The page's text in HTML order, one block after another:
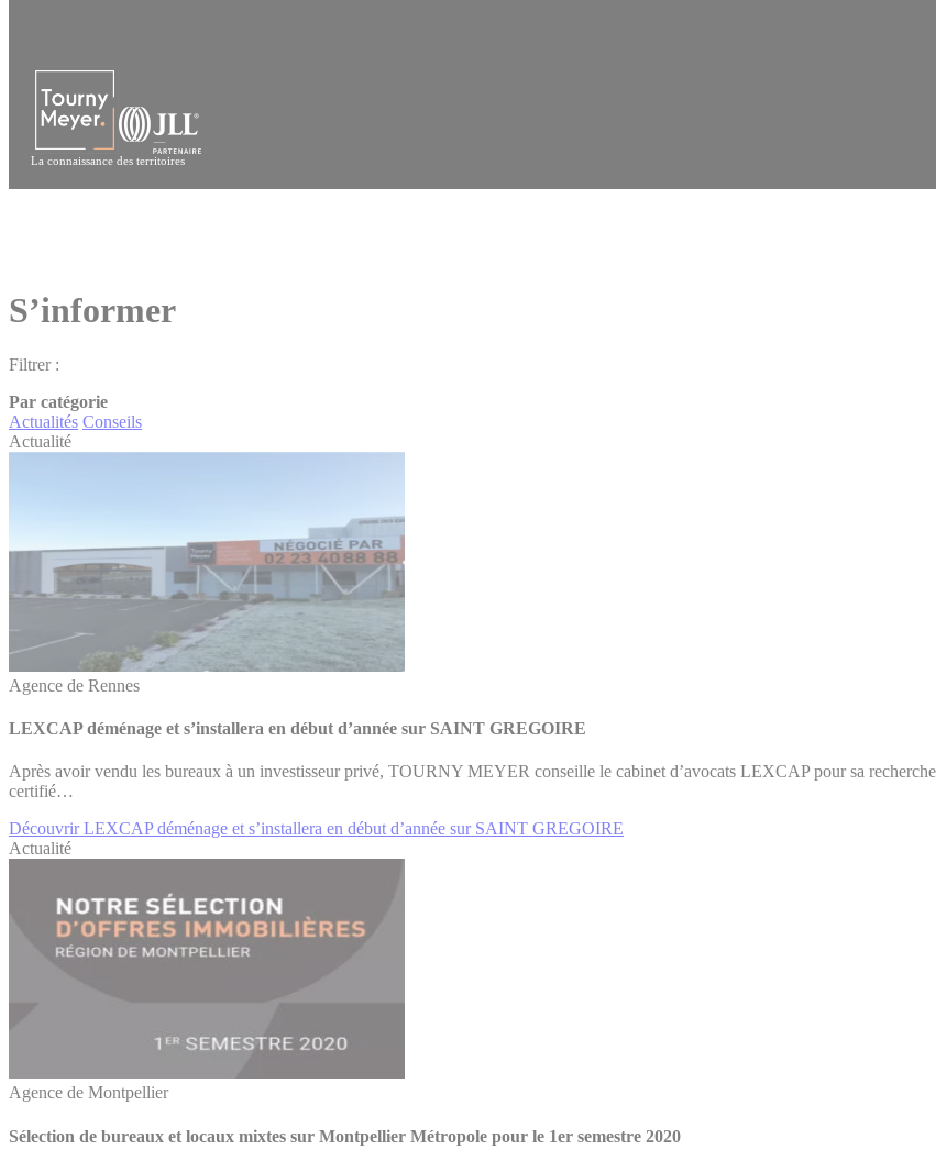
La connaissance des territoires
S’informer
Filtrer :
Par catégorie
Actualités Conseils
Actualité
Agence de Rennes
LEXCAP déménage et s’installera en début d’année sur SAINT GREGOIRE
Après avoir vendu les bureaux à un investisseur privé, TOURNY MEYER conseille le cabinet d’avocats LEXCAP pour sa
certifié…
Découvrir LEXCAP déménage et s’installera en début d’année sur SAINT GREGOIRE
Actualité
Agence de Montpellier
Sélection de bureaux et locaux mixtes sur Montpellier Métropole pour le 1er semestre 2020